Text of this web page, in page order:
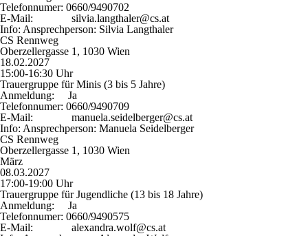
Telefonnumer: 0660/9490702
E-Mail:
silvia.langthaler@cs.at
Info: Ansprechperson: Silvia Langthaler
CS Rennweg
Oberzellergasse 1, 1030 Wien
18.02.2027
15:00-16:30 Uhr
Trauergruppe für Minis (3 bis 5 Jahre)
Anmeldung: Ja
Telefonnumer: 0660/9490709
E-Mail:
manuela.seidelberger@cs.at
Info: Ansprechperson: Manuela Seidelberger
CS Rennweg
Oberzellergasse 1, 1030 Wien
März
08.03.2027
17:00-19:00 Uhr
Trauergruppe für Jugendliche (13 bis 18 Jahre)
Anmeldung: Ja
Telefonnumer: 0660/9490575
E-Mail:
alexandra.wolf@cs.at